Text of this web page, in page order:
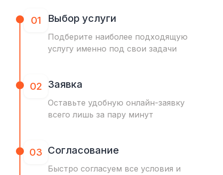
01 Выбор услуги
Подберите наиболее подходящую
услугу именно под свои задачи
02 Заявка
Оставьте удобную онлайн-заявку
всего лишь за пару минут
03 Согласование
Быстро согласуем все условия и